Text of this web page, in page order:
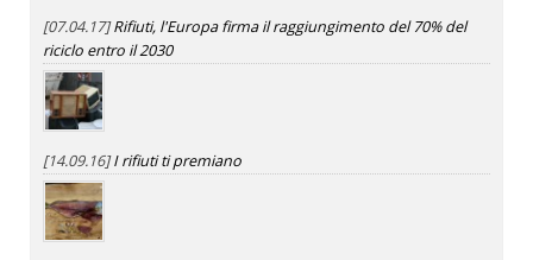
[07.04.17]Rifiuti, l'Europa firma il raggiungimento del 70% del
riciclo entro il 2030
[14.09.16]I rifiuti ti premiano